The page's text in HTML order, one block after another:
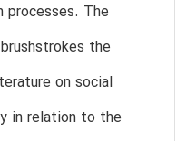
processes. The
the
on social
in relation to the